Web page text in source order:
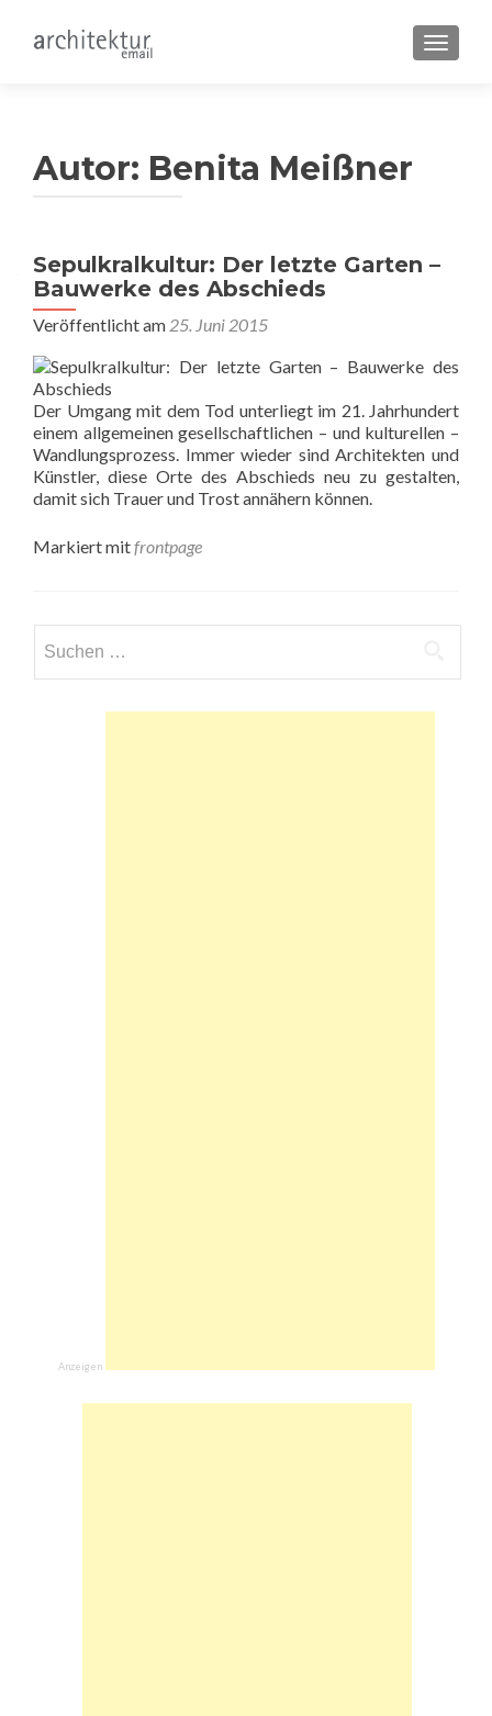
Autor: Benita Meißner
Sepulkralkultur: Der letzte Garten –
Bauwerke des Abschieds
Veröffentlicht am 25. Juni 2015
Der Umgang mit dem Tod unterliegt im 21. Jahrhundert
einem allgemeinen gesellschaftlichen – und kulturellen –
Wandlungsprozess. Immer wieder sind Architekten und
Künstler, diese Orte des Abschieds neu zu gestalten,
damit sich Trauer und Trost annähern können.
Markiert mitfrontpage
nach:
Anzeigen